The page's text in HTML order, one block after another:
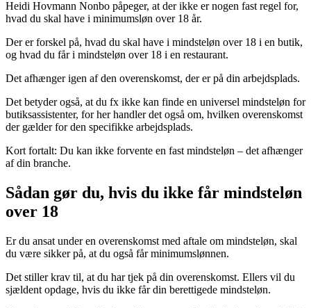
Heidi Hovmann Nonbo påpeger, at der ikke er nogen fast regel for,
hvad du skal have i minimumsløn over 18 år.
Der er forskel på, hvad du skal have i mindsteløn over 18 i en butik,
og hvad du får i mindsteløn over 18 i en restaurant.
Det afhænger igen af den overenskomst, der er på din arbejdsplads.
Det betyder også, at du fx ikke kan finde en universel mindsteløn for
butiksassistenter, for her handler det også om, hvilken overenskomst
der gælder for den specifikke arbejdsplads.
Kort fortalt: Du kan ikke forvente en fast mindsteløn – det afhænger
af din branche.
Sådan gør du, hvis du ikke får mindsteløn
over 18
Er du ansat under en overenskomst med aftale om mindsteløn, skal
du være sikker på, at du også får minimumslønnen.
Det stiller krav til, at du har tjek på din overenskomst. Ellers vil du
sjældent opdage, hvis du ikke får din berettigede mindsteløn.